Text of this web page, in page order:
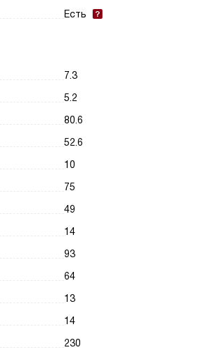
Есть
7.3
5.2
80.6
52.6
10
75
49
14
93
64
13
14
230